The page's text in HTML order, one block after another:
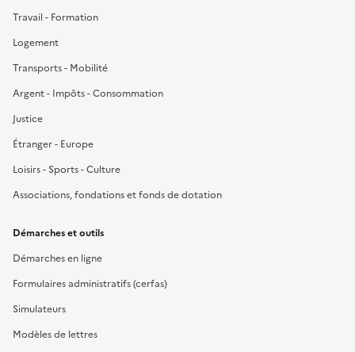
Travail - Formation
Logement
Transports - Mobilité
Argent - Impôts - Consommation
Justice
Étranger - Europe
Loisirs - Sports - Culture
Associations, fondations et fonds de dotation
Démarches et outils
Démarches en ligne
Formulaires administratifs (cerfas)
Simulateurs
Modèles de lettres